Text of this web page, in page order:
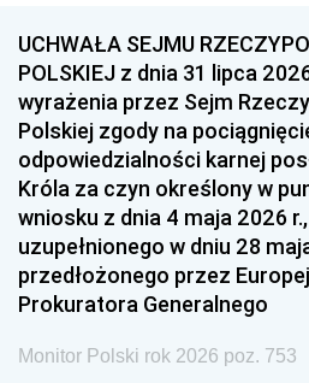
1996 1995
1993 1992
1990 1989
1987 1986
1984 1983
1981 1980
1978 1977
1975 1974
UCHWAŁA SEJMU
POLSKIEJ z dnia 31 lipca
wyrażenia przez Sejm
Polskiej zgody na
odpowiedzialności karnej
Króla za czyn określony w
wniosku z dnia 4 maja 2026 r.,
uzupełnionego w dniu 28
przedłożonego przez
Prokuratora Generalnego
Monitor Polski rok 2026 poz. 753